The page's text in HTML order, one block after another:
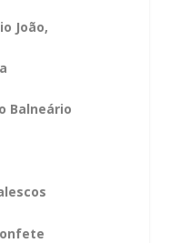
João,
Balneário